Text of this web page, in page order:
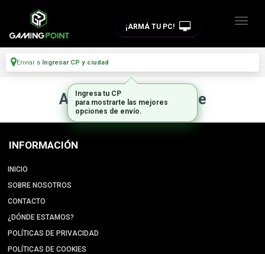
¡ARMÁ TU PC!
Enviar a Ingresar CP y ciudad
Artículo no disponible
INFORMACIÓN
INICIO
SOBRE NOSOTROS
CONTACTO
¿DÓNDE ESTAMOS?
POLÍTICAS DE PRIVACIDAD
POLÍTICAS DE COOKIES
Ingresa tu CP
para mostrarte las mejores
opciones de envío.